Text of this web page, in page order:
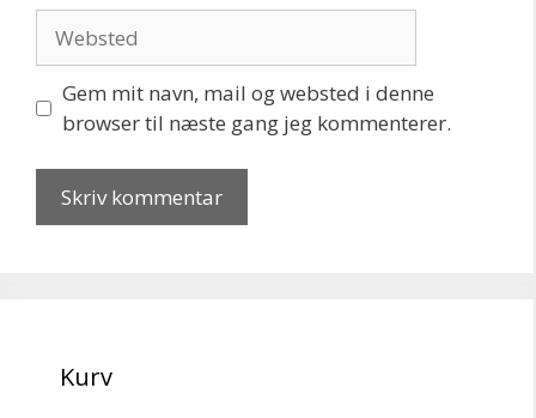
Gem mit navn, mail og websted i denne
browser til næste gang jeg kommenterer.
Kurv